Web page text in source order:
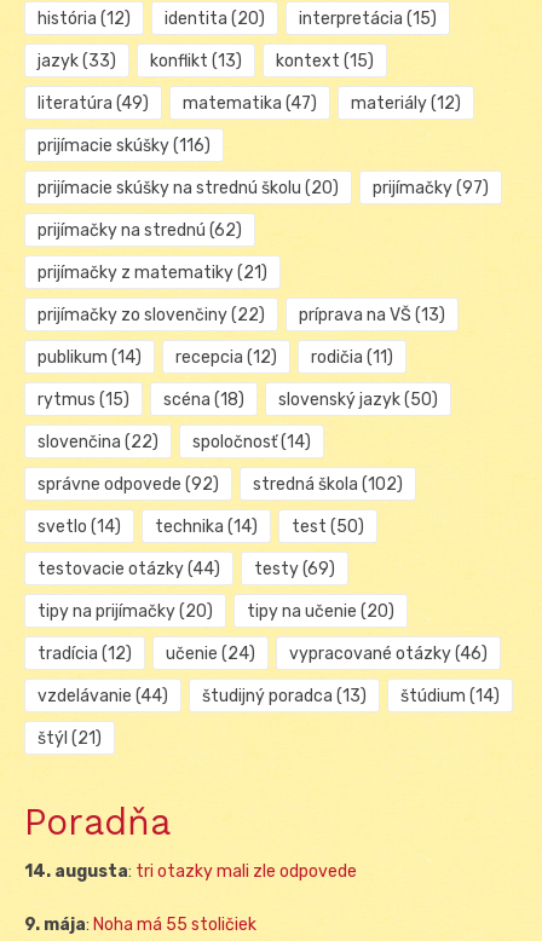
história (12) identita (20) interpretácia (15)
jazyk(33) konflikt (13) kontext (15)
literatúra (49) matematika (47) materiály(12)
prijímacie skúšky(116)
prijímacie skúšky na strednú školu (20) prijímačky(97)
prijímačky na strednú (62)
prijímačky z matematiky(21)
prijímačky zo slovenčiny(22) príprava na VŠ (13)
publikum (14) recepcia (12) rodičia (11)
rytmus (15) scéna (18) slovenský jazyk(50)
slovenčina (22) spoločnosť(14)
správne odpovede (92) stredná škola (102)
svetlo (14) technika (14) test (50)
testovacie otázky(44) testy(69)
tipy na prijímačky(20) tipy na učenie (20)
tradícia (12) učenie (24) vypracované otázky(46)
vzdelávanie (44) študijný poradca (13) štúdium (14)
štýl (21)
Poradňa
14. augusta: tri otazky mali zle odpovede
9. mája: Noha má 55 stoličiek